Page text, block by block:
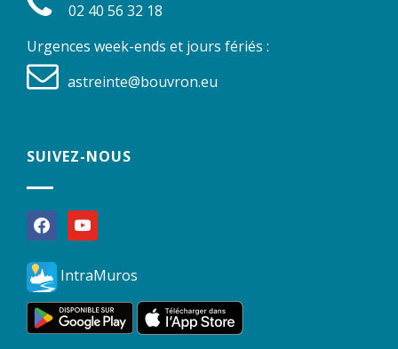
02 40 56 32 18
Urgences week-ends et jours fériés :
astreinte@bouvron.eu
SUIVEZ-NOUS
facebookyoutube
IntraMuros